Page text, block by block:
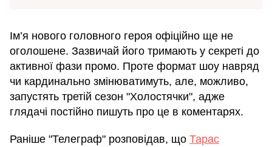
Ім’я нового головного героя офіційно ще не
оголошене. Зазвичай його тримають у секреті до
активної фази промо. Проте формат шоу навряд
чи кардинально змінюватимуть, але, можливо,
запустять третій сезон "Холостячки", адже
глядачі постійно пишуть про це в коментарях.
Раніше "Телеграф" розповідав, що Тарас